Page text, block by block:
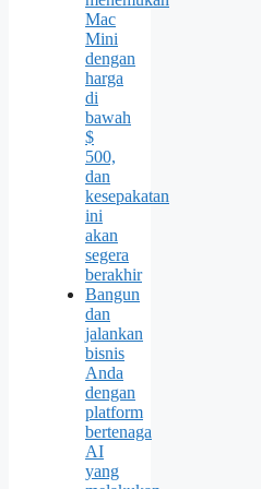
Mac
Mini
dengan
harga
di
bawah
$
500,
dan
kesepakatan
ini
akan
segera
berakhir
Bangun
dan
jalankan
bisnis
Anda
dengan
platform
bertenaga
AI
yang